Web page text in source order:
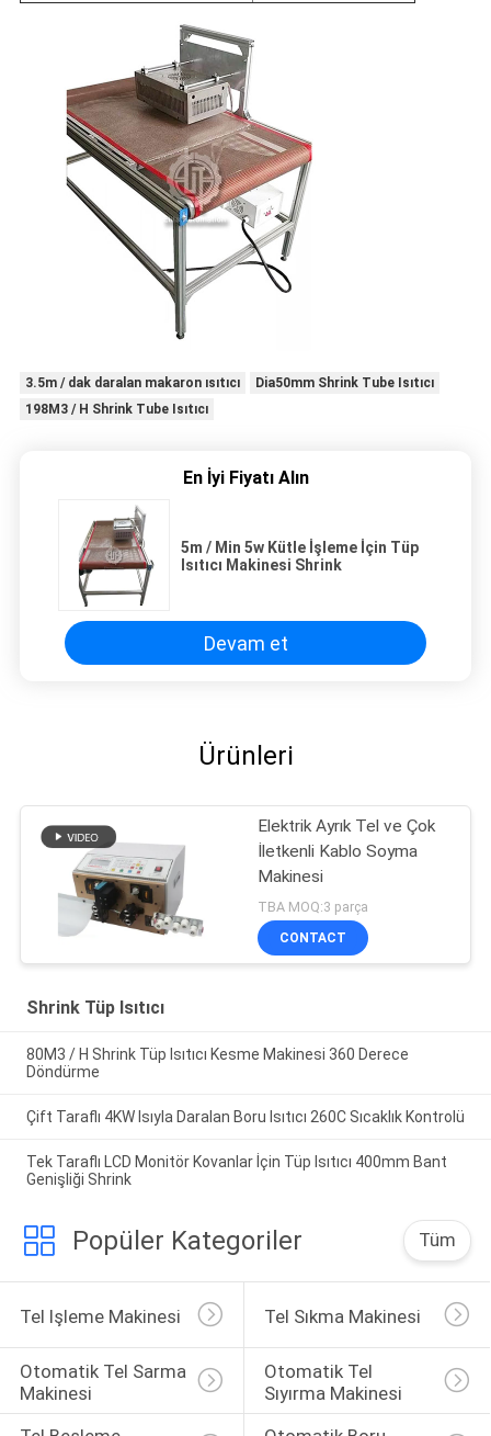
3.5m / dak daralan makaron ısıtıcı
Dia50mm Shrink Tube Isıtıcı
198M3 / H Shrink Tube Isıtıcı
En İyi Fiyatı Alın
5m / Min 5w Kütle İşleme İçin Tüp
Isıtıcı Makinesi Shrink
Devam et
Ürünleri
Elektrik Ayrık Tel ve Çok
İletkenli Kablo Soyma
Makinesi
TBA MOQ:3 parça
CONTACT
Shrink Tüp Isıtıcı
80M3 / H Shrink Tüp Isıtıcı Kesme Makinesi 360 Derece
Döndürme
Çift Taraflı 4KW Isıyla Daralan Boru Isıtıcı 260C Sıcaklık Kontrolü
Tek Taraflı LCD Monitör Kovanlar İçin Tüp Isıtıcı 400mm Bant
Genişliği Shrink
Popüler Kategoriler Tüm
Tel Işleme Makinesi Tel Sıkma Makinesi
Otomatik Tel Sarma
Makinesi
Otomatik Tel
Sıyırma Makinesi